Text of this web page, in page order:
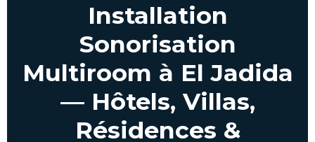
Installation
Sonorisation
Multiroom à El Jadida
— Hôtels, Villas,
Résidences &